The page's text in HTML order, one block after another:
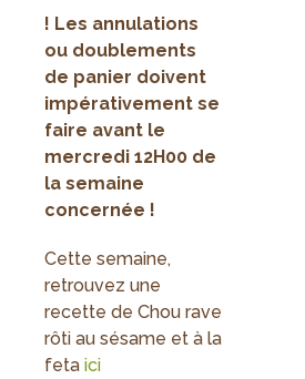
! Les annulations
ou doublements
de panier doivent
impérativement se
faire avant le
mercredi 12H00 de
la semaine
concernée !
Cette semaine,
retrouvez une
recette de Chou rave
rôti au sésame et à la
feta ici